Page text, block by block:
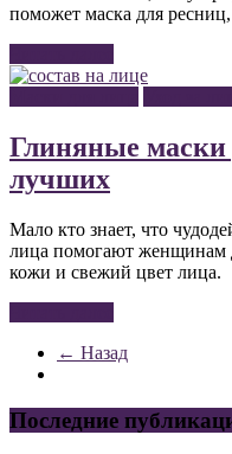
поможет маска для ресниц,
Глиняные маски
лучших
Мало кто знает, что
лица помогают женщинам
кожи и свежий цвет лица.
← Назад
Последние